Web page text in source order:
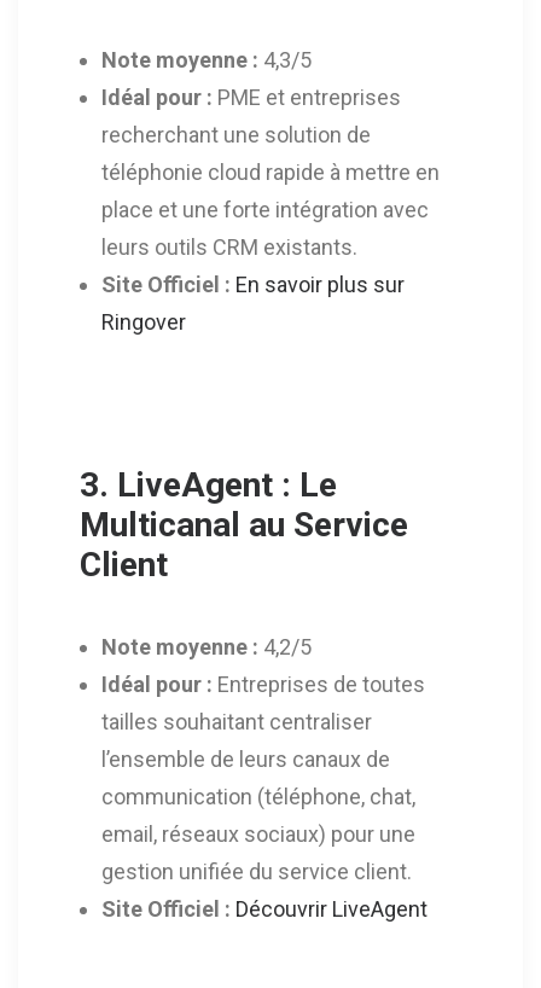
Note moyenne : 4,3/5
Idéal pour : PME et entreprises
recherchant une solution de
téléphonie cloud rapide à mettre en
place et une forte intégration avec
leurs outils CRM existants.
Site Officiel : En savoir plus sur
Ringover
3. LiveAgent : Le
Multicanal au Service
Client
Note moyenne : 4,2/5
Idéal pour : Entreprises de toutes
tailles souhaitant centraliser
l’ensemble de leurs canaux de
communication (téléphone, chat,
email, réseaux sociaux) pour une
gestion unifiée du service client.
Site Officiel : Découvrir LiveAgent